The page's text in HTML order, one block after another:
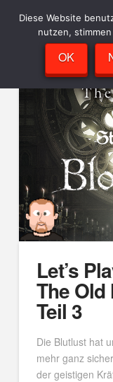
Let’s
The Old
Teil 3
Die Blutlust hat
mehr ganz
der geistigen
Diese Website
nutzen,
OK